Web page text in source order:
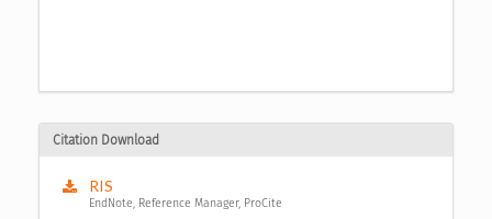
Citation Download
RIS
EndNote, Reference Manager, ProCite